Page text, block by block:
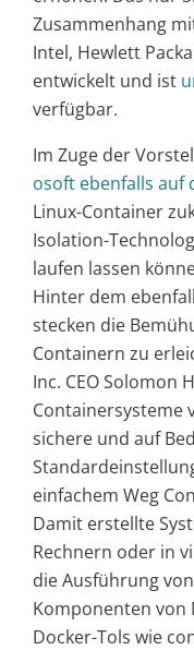
Zusammenhang
Intel, Hewlett
entwickelt und ist
verfügbar.
Im Zuge der
osoft ebenfalls auf
Linux-Container
Isolation-
laufen lassen
Hinter dem
stecken die
Containern zu
Inc. CEO Solomon
Containersysteme
sichere und auf
einfachem Weg
Damit erstellte
Rechnern oder in
die Ausführung
Komponenten von
Docker-Tols wie